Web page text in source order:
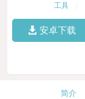
工具
安卓下载
简介